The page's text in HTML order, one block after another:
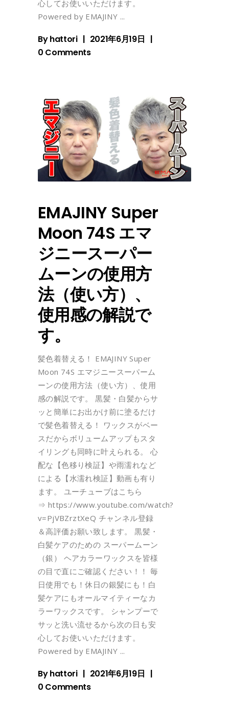
心してお使いいただけます。
Powered by EMAJINY
Byhattori
2021年6月19日
0 Comments
EMAJINY Super
Moon 74S エマ
ジニースーパー
ムーンの使用方
法（使い方）、
使用感の解説で
す。
髪色着替える！ EMAJINY Super
Moon 74S エマジニースーパーム
ーンの使用方法（使い方）、使用
感の解説です。 黒髪・白髪からサ
ッと簡単にお出かけ前に塗るだけ
で髪色着替える！ ワックスがベー
スだからボリュームアップもスタ
イリングも同時に叶えられる。 心
配な【色移り検証】や雨濡れなど
による【水濡れ検証】動画も有り
ます。 ユーチューブはこちら
⇒ https://www.youtube.com/watch?
v=PjVBZrztXeQ チャンネル登録
＆高評価お願い致します。 黒髪・
白髪ケアのための スーパームーン
（銀） ヘアカラーワックスを皆様
の目で直にご確認ください！！ 毎
日使用でも！休日の銀髪にも！白
髪ケアにもオールマイティーなカ
ラーワックスです。 シャンプーで
サッと洗い流せるから次の日も安
心してお使いいただけます。
Powered by EMAJINY
Byhattori
2021年6月19日
0 Comments